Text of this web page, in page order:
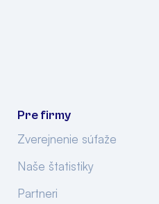
Pre firmy
Zverejnenie súťaže
Naše štatistiky
Partneri